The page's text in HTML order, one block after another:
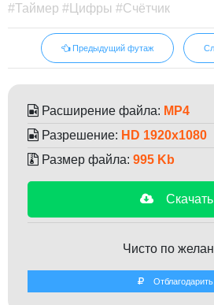
#Таймер #Цифры #Счётчик
Предыдущий футаж
Расширение файла: MP4
Разрешение: HD 1920x1080
Размер файла: 995 Kb
Скачать
Чисто по
Отблагодарить.